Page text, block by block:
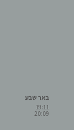
באר שבע
19:11
20:09